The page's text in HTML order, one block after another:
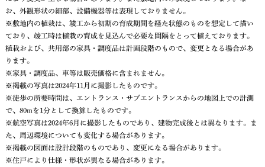
お、外観形状の細部、設備機器等は表現しておりません。
※敷地内の植栽は、竣工から初期の育成期間を経た状態のものを想定して描い
ており、竣工時は植栽の育成を見込んで必要な間隔をとって植えております。
植栽および、共用部の家具・調度品は計画段階のもので、変更となる場合があ
ります。
※家具・調度品、車等は販売価格に含まれません。
※掲載の写真は2024年11月に撮影したものです。
※徒歩の所要時間は、エントランス・サブエントランスからの地図上での計測
で、80mを1分として換算したものです。
※航空写真は2024年6月に撮影したものであり、建物完成後とは異なります。ま
た、周辺環境についても変化する場合があります。
※掲載の図面は設計段階のものであり、変更になる場合があります。
※住戸により仕様・形状が異なる場合があります。